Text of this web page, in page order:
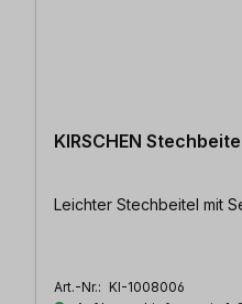
KIRSCHEN
Leichter Stechbeitel mit
Art.-Nr.: KI-1008006